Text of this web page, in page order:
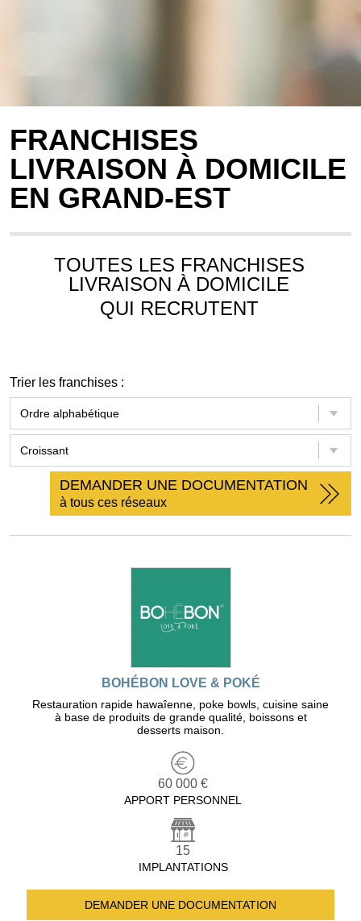
FRANCHISES
LIVRAISON À DOMICILE
EN GRAND-EST
TOUTES LES FRANCHISES
LIVRAISON À DOMICILE
QUI RECRUTENT
Trier les franchises :
DEMANDER UNE DOCUMENTATION
à tous ces réseaux
BOHÉBON LOVE & POKÉ
Restauration rapide hawaîenne, poke bowls, cuisine saine
à base de produits de grande qualité, boissons et
desserts maison.
60 000 €
APPORT PERSONNEL
15
IMPLANTATIONS
DEMANDER UNE DOCUMENTATION